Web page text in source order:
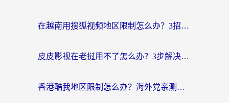
在越南用搜狐视频地区限制怎么办？3招解决海外看国内剧难题（附西瓜视频CCTV观看技巧）
皮皮影视在老挝用不了怎么办？3步解决海外看国内影视&财经的痛点
香港酷我地区限制怎么办？海外党亲测有效的回国加速方案来了